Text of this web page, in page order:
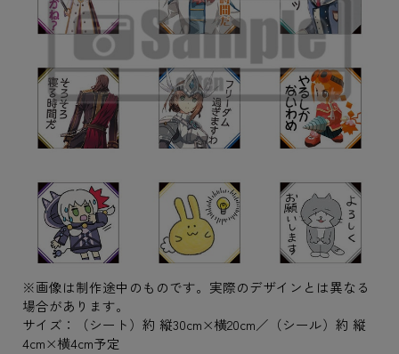
※画像は制作途中のものです。実際のデザインとは異なる
場合があります。
サイズ：（シート）約 縦30cm×横20cm／（シール）約 縦
4cm×横4cm予定